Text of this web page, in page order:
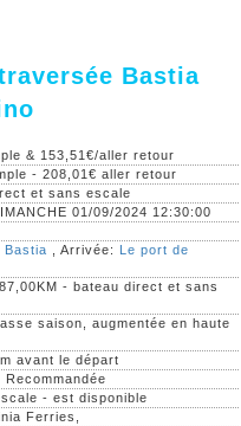
Bastia
& 153,51€/aller retour
- 208,01€ aller retour
et sans escale
01/09/2024 12:30:00
Bastia , Arrivée: Le port de
- bateau direct et sans
saison, augmentée en haute
avant le départ
Recommandée
- est disponible
Ferries,